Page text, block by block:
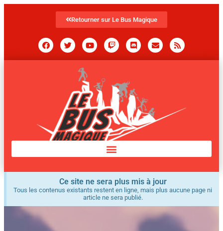
Retourner sur Le Bus Magique
Ce site ne sera plus mis à jour
Tous les contenus existants restent en ligne, mais plus aucune page ni
article ne sera publié.